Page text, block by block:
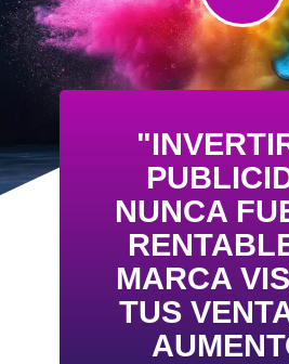
NUNCA
MARCA
TUS